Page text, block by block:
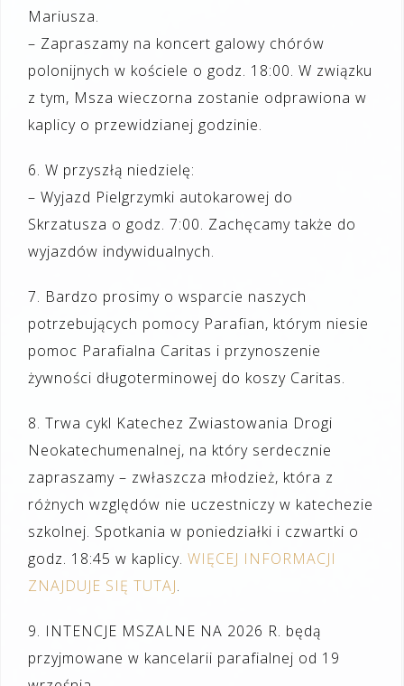
Mariusza.
– Zapraszamy na koncert galowy chórów
polonijnych w kościele o godz. 18:00. W związku
z tym, Msza wieczorna zostanie odprawiona w
kaplicy o przewidzianej godzinie.
6. W przyszłą niedzielę:
– Wyjazd Pielgrzymki autokarowej do
Skrzatusza o godz. 7:00. Zachęcamy także do
wyjazdów indywidualnych.
7. Bardzo prosimy o wsparcie naszych
potrzebujących pomocy Parafian, którym niesie
pomoc Parafialna Caritas i przynoszenie
żywności długoterminowej do koszy Caritas.
8. Trwa cykl Katechez Zwiastowania Drogi
Neokatechumenalnej, na który serdecznie
zapraszamy – zwłaszcza młodzież, która z
różnych względów nie uczestniczy w katechezie
szkolnej. Spotkania w poniedziałki i czwartki o
godz. 18:45 w kaplicy. WIĘCEJ INFORMACJI
ZNAJDUJE SIĘ TUTAJ.
9. INTENCJE MSZALNE NA 2026 R. będą
przyjmowane w kancelarii parafialnej od 19